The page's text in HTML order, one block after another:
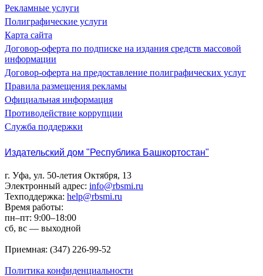
Рекламные услуги
Полиграфические услуги
Карта сайта
Договор-оферта по подписке на издания средств массовой
информации
Договор-оферта на предоставление полиграфических услуг
Правила размещения рекламы
Официальная информация
Противодействие коррупции
Cлужба поддержки
Издательский дом "Республика Башкортостан"
г. Уфа, ул. 50-летия Октября, 13
Электронный адрес: info@rbsmi.ru
Техподдержка: help@rbsmi.ru
Время работы:
пн–пт: 9:00–18:00
сб, вс — выходной
Приемная: (347) 226-99-52
Политика конфиденциальности